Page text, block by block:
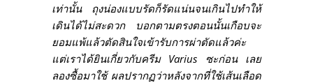
เท่านั้น ถุงน่องแบบรัดก็รัดแน่นจนเกินไปทำให้
เดินได้ไม่สะดวก บอกตามตรงตอนนั้นเกือบจะ
ยอมแพ้แล้วตัดสินใจเข้ารับการผ่าตัดแล้วค่ะ
แต่เราได้ยินเกี่ยวกับครีม Varius ซะก่อน เลย
ลองซื้อมาใช้ ผลปรากฏว่าหลังจากที่ใช้เส้นเลือด